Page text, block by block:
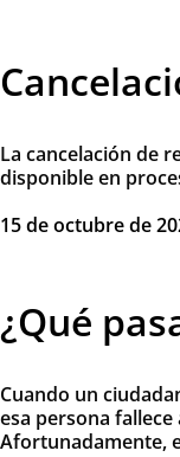
La cancelación de
disponible en
15 de octubre de
¿Qué
Cuando un
esa persona
Afortunadamente,